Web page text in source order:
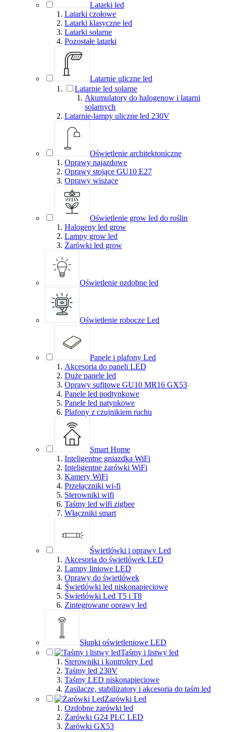
Latarki led
Latarki czołowe
Latarki klasyczne led
Latarki solarne
Pozostałe latarki
Latarnie uliczne led
Latarnie led solarne
Akumulatory do halogenow i latarni
solarnych
Latarnie-lampy uliczne led 230V
Oświetlenie architektoniczne
Oprawy najazdowe
Oprawy stojące GU10 E27
Oprawy wiszące
Oświetlenie grow led do roślin
Halogeny led grow
Lampy grow led
Żarówki led grow
Oświetlenie ozdobne led
Oświetlenie robocze Led
Panele i plafony Led
Akcesoria do paneli LED
Duże panele led
Oprawy sufitowe GU10 MR16 GX53
Panele led podtynkowe
Panele led natynkowe
Plafony z czujnikiem ruchu
Smart Home
Inteligentne gniazdka WiFi
Inteligentne żarówki WiFi
Kamery WiFi
Przełączniki wi-fi
Sterowniki wifi
Taśmy led wifi zigbee
Włączniki smart
Świetlówki i oprawy Led
Akcesoria do świetlówek LED
Lampy liniowe LED
Oprawy do świetlówek
Świetlówki led niskonapięciowe
Świetlówki Led T5 i T8
Zintegrowane oprawy led
Słupki oświetleniowe LED
Taśmy i listwy led
Sterowniki i kontrolery Led
Taśmy led 230V
Taśmy LED niskonapięciowe
Zasilacze, stabilizatory i akcesoria do taśm led
Żarówki Led
Ozdobne żarówki led
Żarówki G24 PLC LED
Żarówki GX53